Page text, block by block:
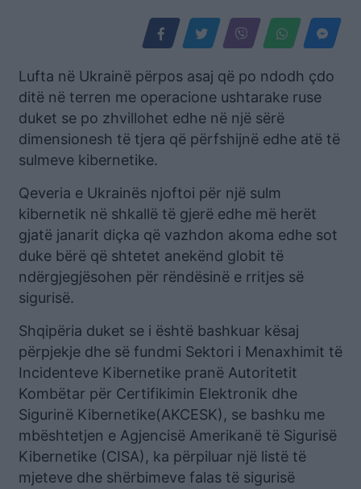
Lufta në Ukrainë përpos asaj që po ndodh çdo
ditë në terren me operacione ushtarake ruse
duket se po zhvillohet edhe në një sërë
dimensionesh të tjera që përfshijnë edhe atë të
sulmeve kibernetike.
Qeveria e Ukrainës njoftoi për një sulm
kibernetik në shkallë të gjerë edhe më herët
gjatë janarit diçka që vazhdon akoma edhe sot
duke bërë që shtetet anekënd globit të
ndërgjegjësohen për rëndësinë e rritjes së
sigurisë.
Shqipëria duket se i është bashkuar kësaj
përpjekje dhe së fundmi Sektori i Menaxhimit të
Incidenteve Kibernetike pranë Autoritetit
Kombëtar për Certifikimin Elektronik dhe
Sigurinë Kibernetike(AKCESK), se bashku me
mbështetjen e Agjencisë Amerikanë të Sigurisë
Kibernetike (CISA), ka përpiluar një listë të
mjeteve dhe shërbimeve falas të sigurisë